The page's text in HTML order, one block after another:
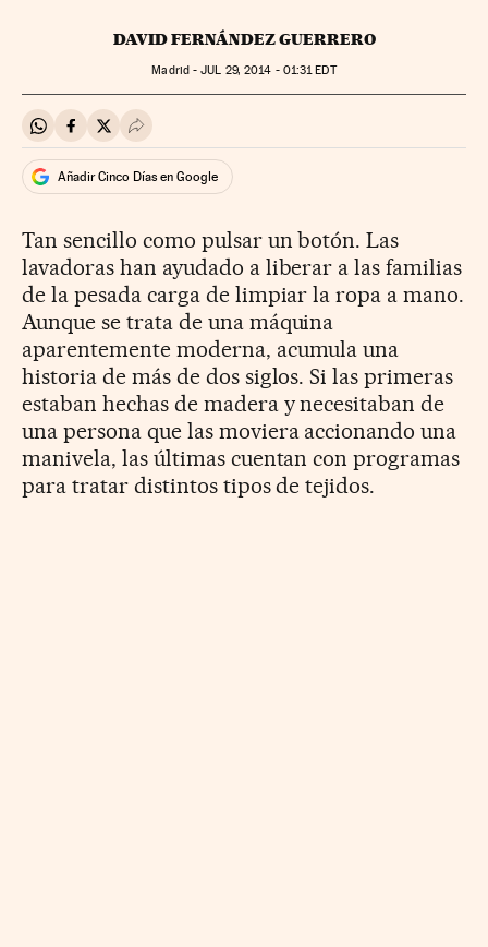
DAVID FERNÁNDEZ GUERRERO
Madrid -JUL 29, 2014 - 01:31EDT
Compartir en Whatsapp
Compartir en Facebook
Compartir en Twitter
Desplegar Redes Sociales
Añadir Cinco Días en Google
Tan sencillo como pulsar un botón. Las
lavadoras han ayudado a liberar a las familias
de la pesada carga de limpiar la ropa a mano.
Aunque se trata de una máquina
aparentemente moderna, acumula una
historia de más de dos siglos. Si las primeras
estaban hechas de madera y necesitaban de
una persona que las moviera accionando una
manivela, las últimas cuentan con programas
para tratar distintos tipos de tejidos.